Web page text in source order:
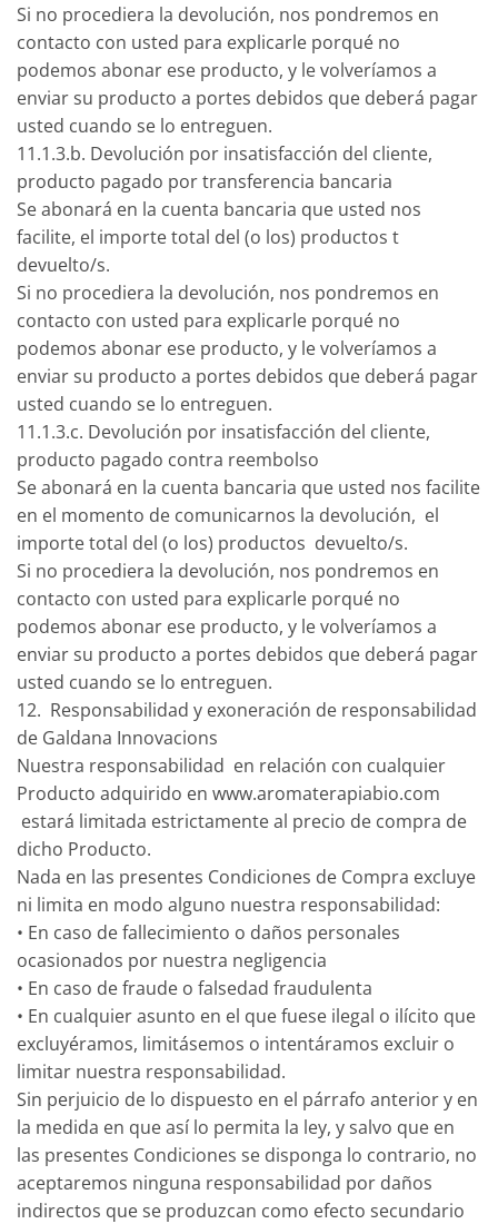
Si no procediera la devolución, nos pondremos en
contacto con usted para explicarle porqué no
podemos abonar ese producto, y le volveríamos a
enviar su producto a portes debidos que deberá pagar
usted cuando se lo entreguen.
11.1.3.b. Devolución por insatisfacción del cliente,
producto pagado por transferencia bancaria
Se abonará en la cuenta bancaria que usted nos
facilite, el importe total del (o los) productos t
devuelto/s.
Si no procediera la devolución, nos pondremos en
contacto con usted para explicarle porqué no
podemos abonar ese producto, y le volveríamos a
enviar su producto a portes debidos que deberá pagar
usted cuando se lo entreguen.
11.1.3.c. Devolución por insatisfacción del cliente,
producto pagado contra reembolso
Se abonará en la cuenta bancaria que usted nos facilite
en el momento de comunicarnos la devolución, el
importe total del (o los) productos devuelto/s.
Si no procediera la devolución, nos pondremos en
contacto con usted para explicarle porqué no
podemos abonar ese producto, y le volveríamos a
enviar su producto a portes debidos que deberá pagar
usted cuando se lo entreguen.
12. Responsabilidad y exoneración de responsabilidad
de Galdana Innovacions
Nuestra responsabilidad en relación con cualquier
Producto adquirido en www.aromaterapiabio.com
estará limitada estrictamente al precio de compra de
dicho Producto.
Nada en las presentes Condiciones de Compra excluye
ni limita en modo alguno nuestra responsabilidad:
• En caso de fallecimiento o daños personales
ocasionados por nuestra negligencia
• En caso de fraude o falsedad fraudulenta
• En cualquier asunto en el que fuese ilegal o ilícito que
excluyéramos, limitásemos o intentáramos excluir o
limitar nuestra responsabilidad.
Sin perjuicio de lo dispuesto en el párrafo anterior y en
la medida en que así lo permita la ley, y salvo que en
las presentes Condiciones se disponga lo contrario, no
aceptaremos ninguna responsabilidad por daños
indirectos que se produzcan como efecto secundario